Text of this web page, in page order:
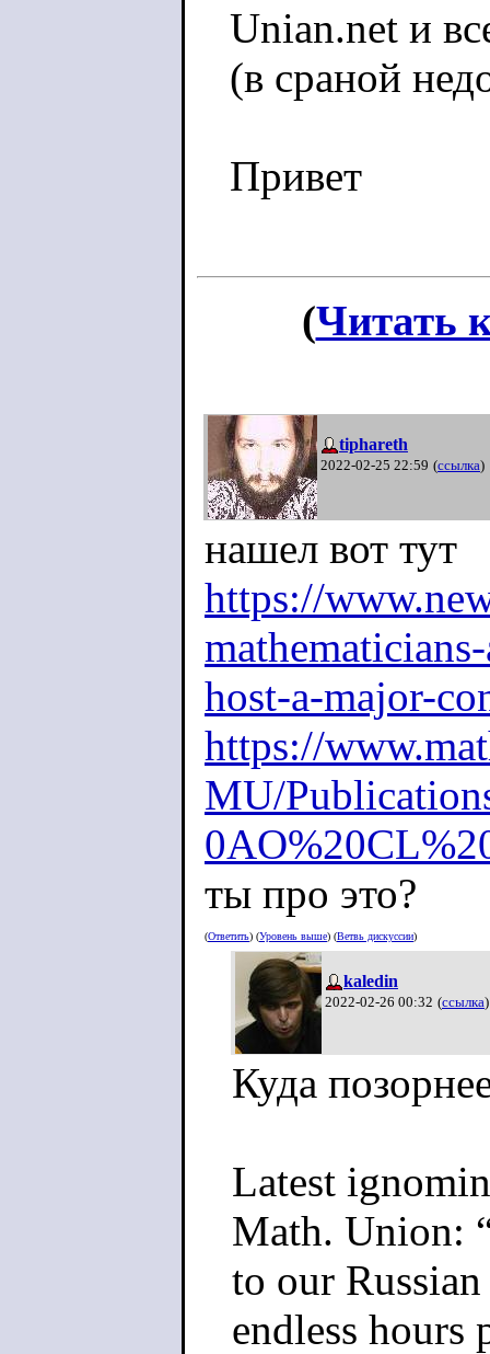
Unian.net и
(в сраной
Привет
(Читать
tiphareth
2022-02-25 22:59 (ссылка)
нашел вот тут
https://
host-a-major-
https://
MU/
ты про это?
(Ответить) (Уровень выше) (Ветвь дискуссии)
kaledin
2022-02-26 00:32 (ссылка)
Куда
Latest
Math. Union:
to our
endless